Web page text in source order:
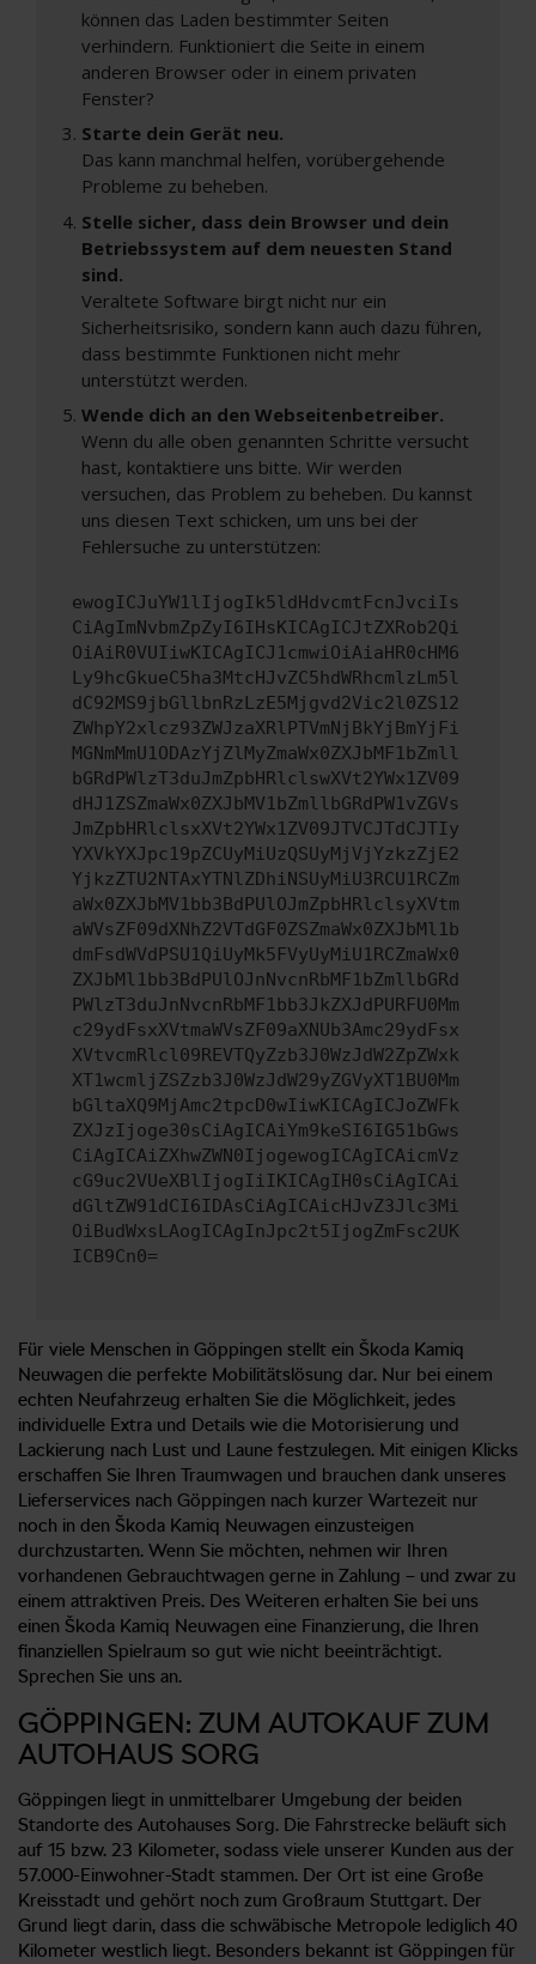
können das Laden bestimmter Seiten
verhindern. Funktioniert die Seite in einem
anderen Browser oder in einem privaten
Fenster?
Starte dein Gerät neu.
Das kann manchmal helfen, vorübergehende
Probleme zu beheben.
Stelle sicher, dass dein Browser und dein
Betriebssystem auf dem neuesten Stand
sind.
Veraltete Software birgt nicht nur ein
Sicherheitsrisiko, sondern kann auch dazu führen,
dass bestimmte Funktionen nicht mehr
unterstützt werden.
Wende dich an den Webseitenbetreiber.
Wenn du alle oben genannten Schritte versucht
hast, kontaktiere uns bitte. Wir werden
versuchen, das Problem zu beheben. Du kannst
uns diesen Text schicken, um uns bei der
Fehlersuche zu unterstützen:
ewogICJuYW1lIjogIk5ldHdvcmtFcnJvciIs
CiAgImNvbmZpZyI6IHsKICAgICJtZXRob2Qi
OiAiR0VUIiwKICAgICJ1cmwiOiAiaHR0cHM6
Ly9hcGkueC5ha3MtcHJvZC5hdWRhcmlzLm5l
dC92MS9jbGllbnRzLzE5Mjgvd2Vic2l0ZS12
ZWhpY2xlcz93ZWJzaXRlPTVmNjBkYjBmYjFi
MGNmMmU1ODAzYjZlMyZmaWx0ZXJbMF1bZmll
bGRdPWlzT3duJmZpbHRlclswXVt2YWx1ZV09
dHJ1ZSZmaWx0ZXJbMV1bZmllbGRdPW1vZGVs
JmZpbHRlclsxXVt2YWx1ZV09JTVCJTdCJTIy
YXVkYXJpc19pZCUyMiUzQSUyMjVjYzkzZjE2
YjkzZTU2NTAxYTNlZDhiNSUyMiU3RCU1RCZm
aWx0ZXJbMV1bb3BdPUlOJmZpbHRlclsyXVtm
aWVsZF09dXNhZ2VTdGF0ZSZmaWx0ZXJbMl1b
dmFsdWVdPSU1QiUyMk5FVyUyMiU1RCZmaWx0
ZXJbMl1bb3BdPUlOJnNvcnRbMF1bZmllbGRd
PWlzT3duJnNvcnRbMF1bb3JkZXJdPURFU0Mm
c29ydFsxXVtmaWVsZF09aXNUb3Amc29ydFsx
XVtvcmRlcl09REVTQyZzb3J0WzJdW2ZpZWxk
XT1wcmljZSZzb3J0WzJdW29yZGVyXT1BU0Mm
bGltaXQ9MjAmc2tpcD0wIiwKICAgICJoZWFk
ZXJzIjoge30sCiAgICAiYm9keSI6IG51bGws
CiAgICAiZXhwZWN0IjogewogICAgICAicmVz
cG9uc2VUeXBlIjogIiIKICAgIH0sCiAgICAi
dGltZW91dCI6IDAsCiAgICAicHJvZ3Jlc3Mi
OiBudWxsLAogICAgInJpc2t5IjogZmFsc2UK
ICB9Cn0=
Für viele Menschen in Göppingen stellt ein Škoda Kamiq
Neuwagen die perfekte Mobilitätslösung dar. Nur bei einem
echten Neufahrzeug erhalten Sie die Möglichkeit, jedes
individuelle Extra und Details wie die Motorisierung und
Lackierung nach Lust und Laune festzulegen. Mit einigen Klicks
erschaffen Sie Ihren Traumwagen und brauchen dank unseres
Lieferservices nach Göppingen nach kurzer Wartezeit nur
noch in den Škoda Kamiq Neuwagen einzusteigen
durchzustarten. Wenn Sie möchten, nehmen wir Ihren
vorhandenen Gebrauchtwagen gerne in Zahlung – und zwar zu
einem attraktiven Preis. Des Weiteren erhalten Sie bei uns
einen Škoda Kamiq Neuwagen eine Finanzierung, die Ihren
finanziellen Spielraum so gut wie nicht beeinträchtigt.
Sprechen Sie uns an.
GÖPPINGEN: ZUM AUTOKAUF ZUM
AUTOHAUS SORG
Göppingen liegt in unmittelbarer Umgebung der beiden
Standorte des Autohauses Sorg. Die Fahrstrecke beläuft sich
auf 15 bzw. 23 Kilometer, sodass viele unserer Kunden aus der
57.000-Einwohner-Stadt stammen. Der Ort ist eine Große
Kreisstadt und gehört noch zum Großraum Stuttgart. Der
Grund liegt darin, dass die schwäbische Metropole lediglich 40
Kilometer westlich liegt. Besonders bekannt ist Göppingen für